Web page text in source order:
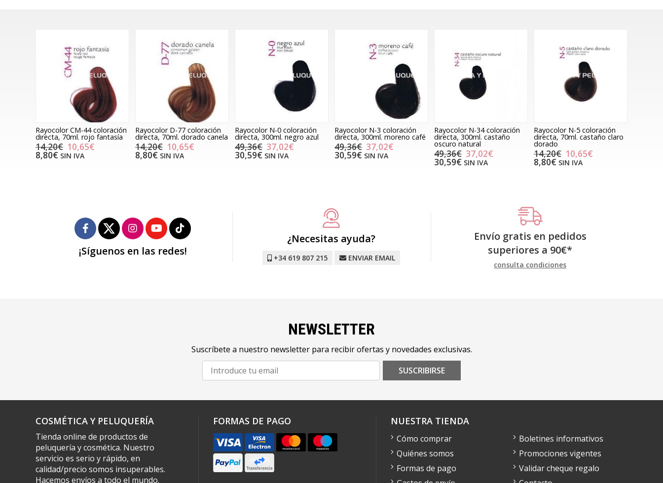
Rayocolor CM-44 coloración
directa, 70ml. rojo fantasía
14,20€ 10,65€
8,80€ SIN IVA
Rayocolor D-77 coloración
directa, 70ml. dorado canela
14,20€ 10,65€
8,80€ SIN IVA
Rayocolor N-0 coloración
directa, 300ml. negro azul
49,36€ 37,02€
30,59€ SIN IVA
Rayocolor N-3 coloración
directa, 300ml. moreno café
49,36€ 37,02€
30,59€ SIN IVA
Rayocolor N-34 coloración
directa, 300ml. castaño
oscuro natural
49,36€ 37,02€
30,59€ SIN IVA
Rayocolor N-5 coloración
directa, 70ml. castaño claro
dorado
14,20€ 10,65€
8,80€ SIN IVA
¡Síguenos en las redes!
¿Necesitas ayuda?
+34 619 807 215 ENVIAR EMAIL
Envío gratis en pedidos
superiores a 90€*
consulta condiciones
NEWSLETTER
Suscríbete a nuestro newsletter para recibir ofertas y novedades exclusivas.
SUSCRIBIRSE
COSMÉTICA Y PELUQUERÍA
Tienda online de productos de
peluquería y cosmética. Nuestro
servicio es serio y rápido, en
calidad/precio somos insuperables.
Hacemos envíos a todo el mundo.
FORMAS DE PAGO NUESTRA TIENDA
Cómo comprar
Quiénes somos
Formas de pago
Boletines informativos
Promociones vigentes
Validar cheque regalo